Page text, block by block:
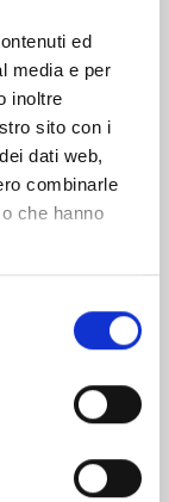
ed
media e per
inoltre
sito con i
dati web,
combinarle
che hanno